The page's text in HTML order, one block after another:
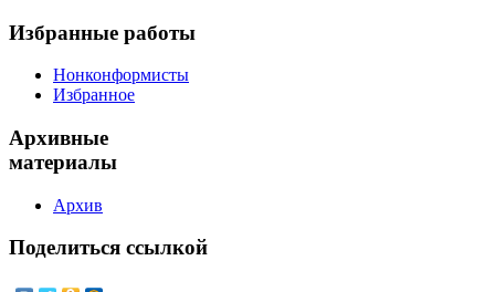
Избранные работы
Нонконформисты
Избранное
Архивные
материалы
Архив
Поделиться ссылкой